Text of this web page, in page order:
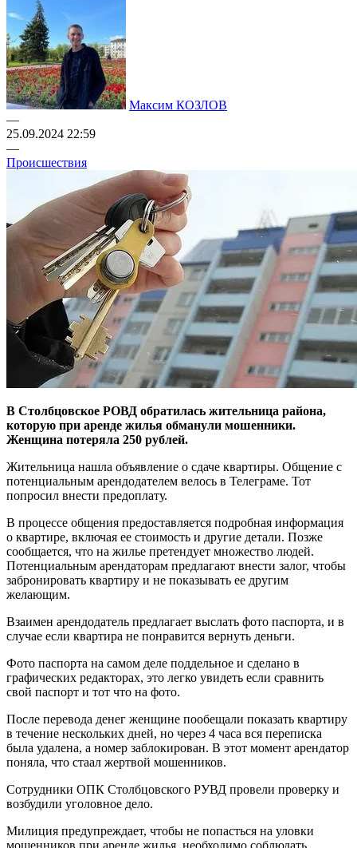
Максим КОЗЛОВ
—
25.09.2024 22:59
—
Происшествия
В Столбцовское РОВД обратилась жительница района,
которую при аренде жилья обманули мошенники.
Женщина потеряла 250 рублей.
Жительница нашла объявление о сдаче квартиры. Общение с
потенциальным арендодателем велось в Телеграме. Тот
попросил внести предоплату.
В процессе общения предоставляется подробная информация
о квартире, включая ее стоимость и другие детали. Позже
сообщается, что на жилье претендует множество людей.
Потенциальным арендаторам предлагают внести залог, чтобы
забронировать квартиру и не показывать ее другим
желающим.
Взаимен арендодатель предлагает выслать фото паспорта, и в
случае если квартира не понравится вернуть деньги.
Фото паспорта на самом деле поддельное и сделано в
графических редакторах, это легко увидеть если сравнить
свой паспорт и тот что на фото.
После перевода денег женщине пообещали показать квартиру
в течение нескольких дней, но через 4 часа вся переписка
была удалена, а номер заблокирован. В этот момент арендатор
поняла, что стаал жертвой мошенников.
Сотрудники ОПК Столбцовского РУВД провели проверку и
возбудили уголовное дело.
Милиция предупреждает, чтобы не попасться на уловки
мошенников при аренде жилья, необходимо соблюдать